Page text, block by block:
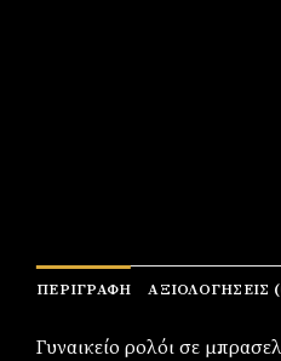
ΠΕΡΙΓΡΑΦΉ ΑΞΙΟΛΟΓΉΣΕΙΣ
Γυναικείο ρολόι σε